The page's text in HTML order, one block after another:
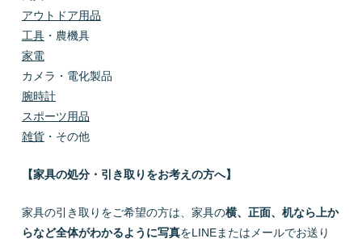
アウトドア用品
工具・農機具
家電
カメラ・電化製品
腕時計
スポーツ用品
雑貨・その他
【家具の処分・引き取りをお考えの方へ】
家具の引き取りをご希望の方は、家具の横、正面、机なら上か
らなど全体がわかるように写真をLINEまたはメールでお送り